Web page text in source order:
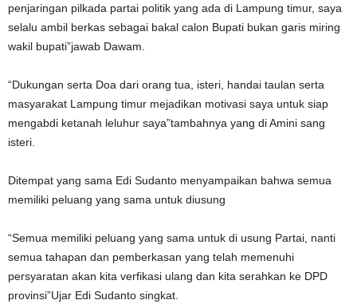
penjaringan pilkada partai politik yang ada di Lampung timur, saya
selalu ambil berkas sebagai bakal calon Bupati bukan garis miring
wakil bupati”jawab Dawam.
“Dukungan serta Doa dari orang tua, isteri, handai taulan serta
masyarakat Lampung timur mejadikan motivasi saya untuk siap
mengabdi ketanah leluhur saya”tambahnya yang di Amini sang
isteri.
Ditempat yang sama Edi Sudanto menyampaikan bahwa semua
memiliki peluang yang sama untuk diusung
“Semua memiliki peluang yang sama untuk di usung Partai, nanti
semua tahapan dan pemberkasan yang telah memenuhi
persyaratan akan kita verfikasi ulang dan kita serahkan ke DPD
provinsi”Ujar Edi Sudanto singkat.